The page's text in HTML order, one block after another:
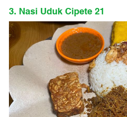
3. Nasi Uduk Cipete 21